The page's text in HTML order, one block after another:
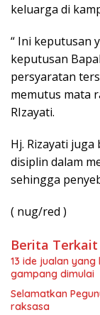
keluarga di
“ Ini keputusan
keputusan
persyaratan
memutus mata
RIzayati.
Hj. Rizayati
disiplin dalam
sehingga
( nug/red )
Berita Terkait
13 ide jualan
gampang dimulai
Selamatkan
raksasa